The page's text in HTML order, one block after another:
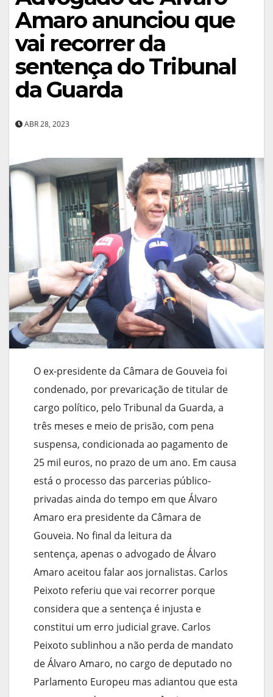
Amaro anunciou que
vai recorrer da
sentença do Tribunal
da Guarda
ABR 28, 2023
O ex-presidente da Câmara de Gouveia foi
condenado, por prevaricação de titular de
cargo político, pelo Tribunal da Guarda, a
três meses e meio de prisão, com pena
suspensa, condicionada ao pagamento de
25 mil euros, no prazo de um ano. Em causa
está o processo das parcerias público-
privadas ainda do tempo em que Álvaro
Amaro era presidente da Câmara de
Gouveia. No final da leitura da
sentença, apenas o advogado de Álvaro
Amaro aceitou falar aos jornalistas. Carlos
Peixoto referiu que vai recorrer porque
considera que a sentença é injusta e
constitui um erro judicial grave. Carlos
Peixoto sublinhou a não perda de mandato
de Álvaro Amaro, no cargo de deputado no
Parlamento Europeu mas adiantou que esta